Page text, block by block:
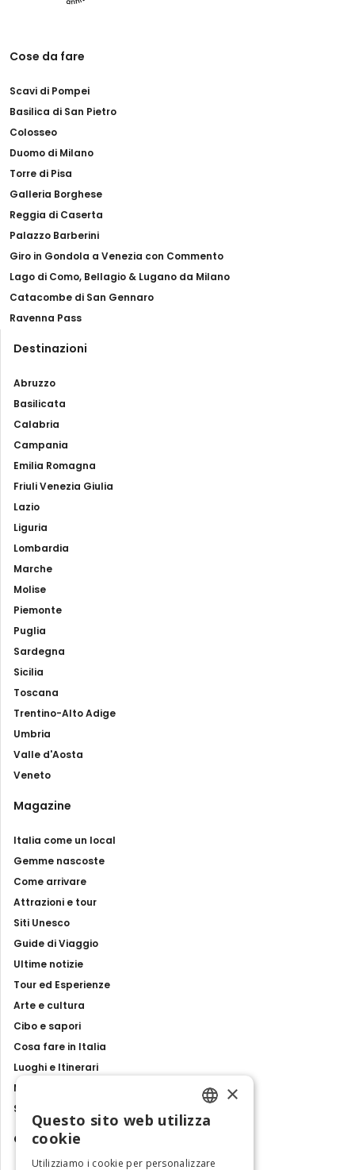
Cose da fare
Scavi di Pompei
Basilica di San Pietro
Colosseo
Duomo di Milano
Torre di Pisa
Galleria Borghese
Reggia di Caserta
Palazzo Barberini
Giro in Gondola a Venezia con Commento
Lago di Como, Bellagio & Lugano da Milano
Catacombe di San Gennaro
Ravenna Pass
Destinazioni
Abruzzo
Basilicata
Calabria
Campania
Emilia Romagna
Friuli Venezia Giulia
Lazio
Liguria
Lombardia
Marche
Molise
Piemonte
Puglia
Sardegna
Sicilia
Toscana
Trentino-Alto Adige
Umbria
Valle d'Aosta
Veneto
Magazine
Italia come un local
Gemme nascoste
Come arrivare
Attrazioni e tour
Siti Unesco
Guide di Viaggio
Ultime notizie
Tour ed Esperienze
Arte e cultura
Cibo e sapori
Cosa fare in Italia
Luoghi e Itinerari
Mostre, eventi e spettacoli
Storie e tradizioni
Contatti
ENGLISH
ITALIAN
×
Questo sito web utilizza
cookie
Utilizziamo i cookie per personalizzare